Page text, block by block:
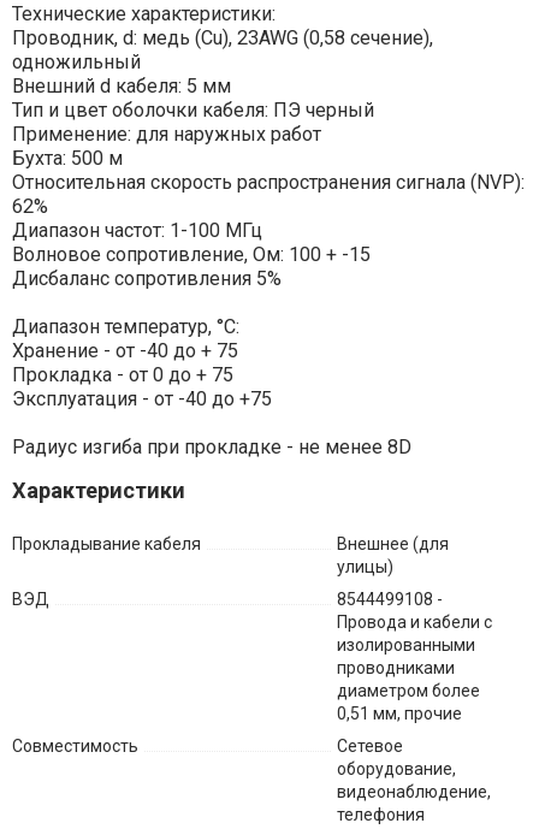
Технические характеристики:
Проводник, d: медь (Cu), 23AWG (0,58 сечение),
одножильный
Внешний d кабеля: 5 мм
Тип и цвет оболочки кабеля: ПЭ черный
Применение: для наружных работ
Бухта: 500 м
Относительная скорость распространения сигнала (NVP):
62%
Диапазон частот: 1-100 МГц
Волновое сопротивление, Ом: 100 + -15
Дисбаланс сопротивления 5%
Диапазон температур, °С:
Хранение - от -40 до + 75
Прокладка - от 0 до + 75
Эксплуатация - от -40 до +75
Радиус изгиба при прокладке - не менее 8D
Характеристики
Прокладывание кабеля
Внешнее (для
улицы)
ВЭД
8544499108 -
Провода и кабели с
изолированными
проводниками
диаметром более
0,51 мм, прочие
Совместимость
Сетевое
оборудование,
видеонаблюдение,
телефония